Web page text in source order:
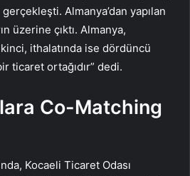
Almanya’dan yapılan
üzerine çıktı. Almanya,
ithalatında ise dördüncü
ticaret ortağıdır” dedi.
Co-Matching
Kocaeli Ticaret Odası